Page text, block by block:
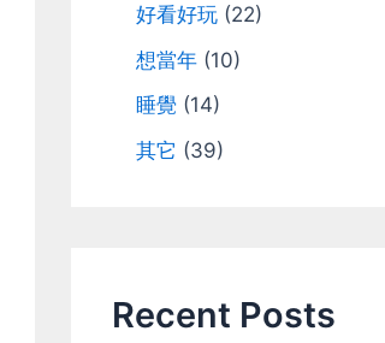
好看好玩 (22)
想當年 (10)
睡覺 (14)
其它 (39)
Recent Posts